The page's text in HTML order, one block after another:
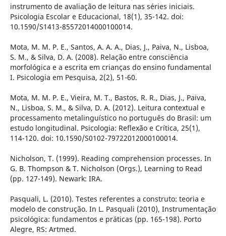
instrumento de avaliação de leitura nas séries iniciais.
Psicologia Escolar e Educacional, 18(1), 35-142. doi:
10.1590/S1413-85572014000100014.
Mota, M. M. P. E., Santos, A. A. A., Dias, J., Paiva, N., Lisboa,
S. M., & Silva, D. A. (2008). Relação entre consciência
morfológica e a escrita em crianças do ensino fundamental
I. Psicologia em Pesquisa, 2(2), 51-60.
Mota, M. M. P. E., Vieira, M. T., Bastos, R. R., Dias, J., Paiva,
N., Lisboa, S. M., & Silva, D. A. (2012). Leitura contextual e
processamento metalinguístico no português do Brasil: um
estudo longitudinal. Psicologia: Reflexão e Crítica, 25(1),
114-120. doi: 10.1590/S0102-79722012000100014.
Nicholson, T. (1999). Reading comprehension processes. In
G. B. Thompson & T. Nicholson (Orgs.), Learning to Read
(pp. 127-149). Newark: IRA.
Pasquali, L. (2010). Testes referentes a construto: teoria e
modelo de construção. In L. Pasquali (2010), Instrumentação
psicológica: fundamentos e práticas (pp. 165-198). Porto
Alegre, RS: Artmed.